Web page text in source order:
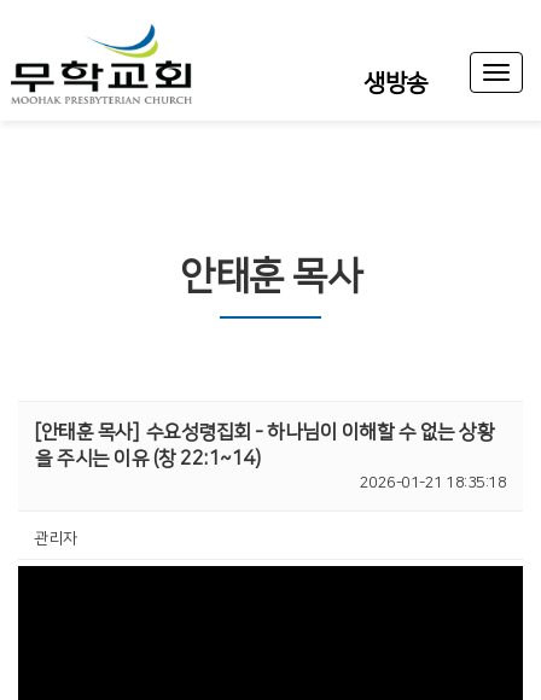
생방송
Toggle
안태훈 목사
[안태훈 목사]
수요성령집회 - 하나님이 이해할 수 없는 상황
을 주시는 이유 (창 22:1~14)
2026-01-21 18:35:18
관리자